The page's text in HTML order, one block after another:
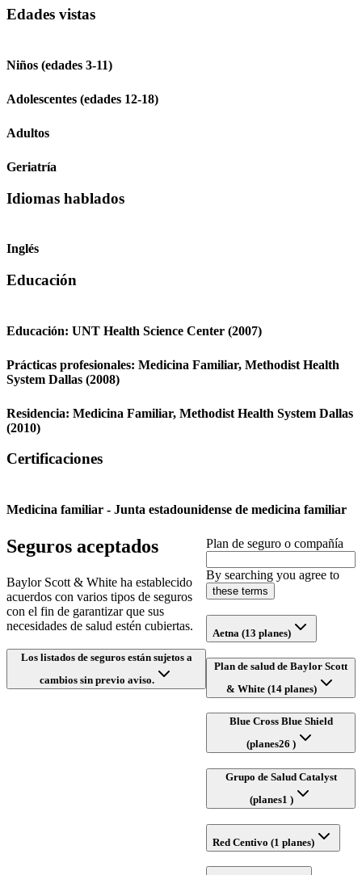
Edades vistas
Niños (edades 3-11)
Adolescentes (edades 12-18)
Adultos
Geriatría
Idiomas hablados
Inglés
Educación
Educación: UNT Health Science Center (2007)
Prácticas profesionales: Medicina Familiar, Methodist Health
System Dallas (2008)
Residencia: Medicina Familiar, Methodist Health System Dallas
(2010)
Certificaciones
Medicina familiar - Junta estadounidense de medicina familiar
Seguros aceptados
Baylor Scott & White ha establecido
acuerdos con varios tipos de seguros
con el fin de garantizar que sus
necesidades de salud estén cubiertas.
Los listados de seguros están sujetos a
cambios sin previo aviso.
Plan de seguro o compañía
By searching you agree to
these terms
Aetna (13 planes)
Plan de salud de Baylor Scott
& White (14 planes)
Blue Cross Blue Shield
(planes26 )
Grupo de Salud Catalyst
(planes1 )
Red Centivo (1 planes)